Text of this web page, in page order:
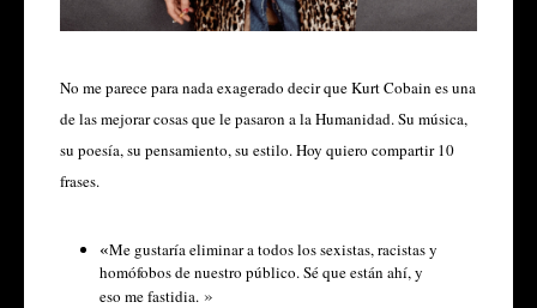
No me parece para nada exagerado decir que Kurt Cobain es una
de las mejorar cosas que le pasaron a la Humanidad. Su música,
su poesía, su pensamiento, su estilo. Hoy quiero compartir 10
frases.
«Me gustaría eliminar a todos los sexistas, racistas y
homófobos de nuestro público. Sé que están ahí, y
eso me fastidia. »